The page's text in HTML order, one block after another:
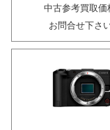
中古参考買取価
お問合せ下さ